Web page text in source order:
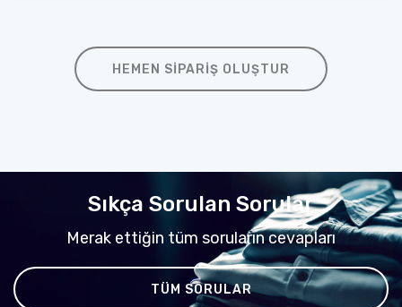
HEMEN SIPARIŞ OLUŞTUR
Sıkça Sorulan Sorular
Merak ettiğin tüm soruların cevapları
TÜM SORULAR